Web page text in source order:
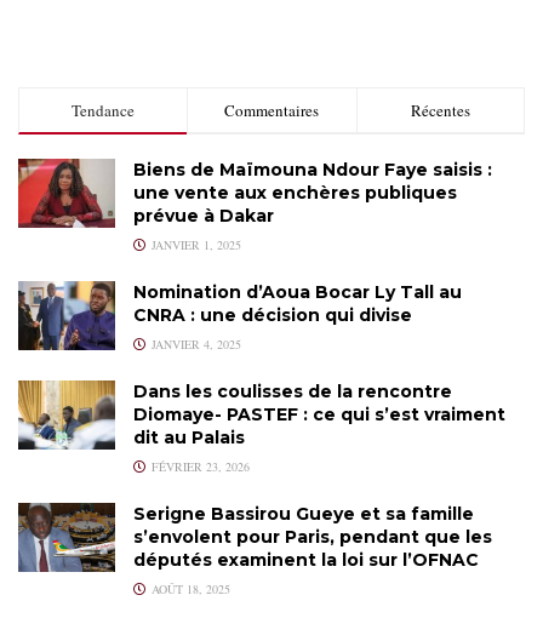
Tendance Commentaires Récentes
Biens de Maïmouna Ndour Faye saisis :
une vente aux enchères publiques
prévue à Dakar
JANVIER 1, 2025
Nomination d’Aoua Bocar Ly Tall au
CNRA : une décision qui divise
JANVIER 4, 2025
Dans les coulisses de la rencontre
Diomaye- PASTEF : ce qui s’est vraiment
dit au Palais
FÉVRIER 23, 2026
Serigne Bassirou Gueye et sa famille
s’envolent pour Paris, pendant que les
députés examinent la loi sur l’OFNAC
AOÛT 18, 2025